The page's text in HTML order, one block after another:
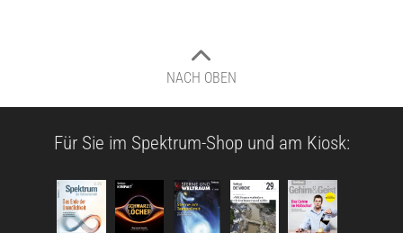
NACH OBEN
Für Sie im Spektrum-Shop und am Kiosk: